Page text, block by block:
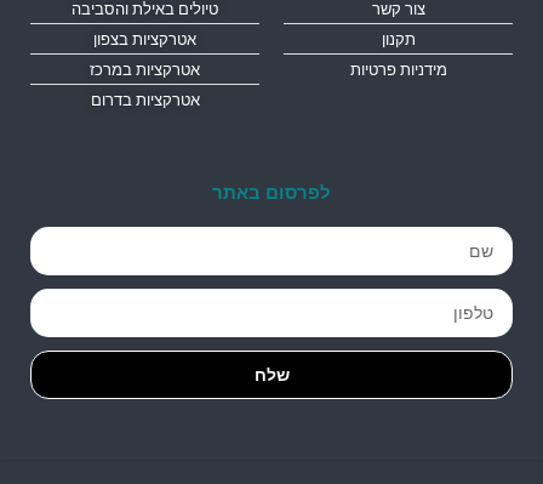
צור קשר
תקנון
מידניות פרטיות
טיולים באילת והסביבה
אטרקציות בצפון
אטרקציות במרכז
אטרקציות בדרום
לפרסום באתר
שלח